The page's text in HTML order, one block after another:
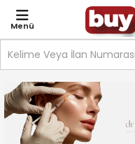
Menü
Kadın